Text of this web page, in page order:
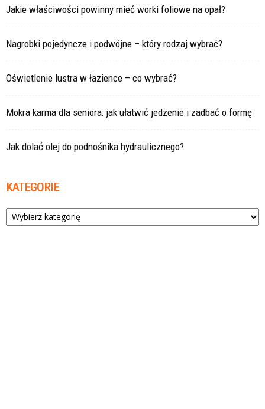
Jakie właściwości powinny mieć worki foliowe na opał?
Nagrobki pojedyncze i podwójne – który rodzaj wybrać?
Oświetlenie lustra w łazience – co wybrać?
Mokra karma dla seniora: jak ułatwić jedzenie i zadbać o formę
Jak dolać olej do podnośnika hydraulicznego?
KATEGORIE
Kategorie